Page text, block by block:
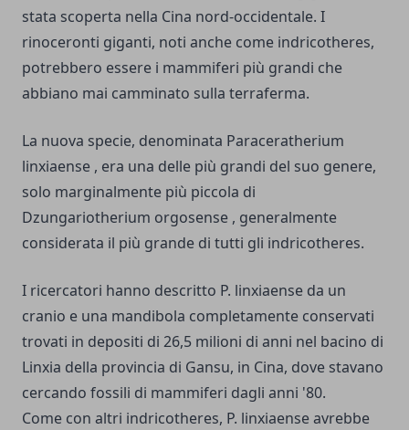
stata scoperta nella Cina nord-occidentale. I
rinoceronti giganti, noti anche come indricotheres,
potrebbero essere i mammiferi più grandi che
abbiano mai camminato sulla terraferma.
La nuova specie, denominata Paraceratherium
linxiaense , era una delle più grandi del suo genere,
solo marginalmente più piccola di
Dzungariotherium orgosense , generalmente
considerata il più grande di tutti gli indricotheres.
I ricercatori hanno descritto P. linxiaense da un
cranio e una mandibola completamente conservati
trovati in depositi di 26,5 milioni di anni nel bacino di
Linxia della provincia di Gansu, in Cina, dove stavano
cercando fossili di mammiferi dagli anni '80.
Come con altri indricotheres, P. linxiaense avrebbe